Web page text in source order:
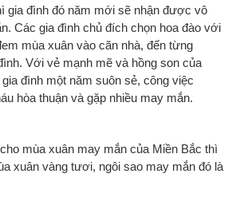
gia đình đó năm mới sẽ nhận được vô
Các gia đình chủ đích chọn hoa đào với
mùa xuân vào căn nhà, đến từng
Với vẻ mạnh mẽ và hồng son của
đình một năm suôn sẻ, công việc
hòa thuận và gặp nhiều may mắn.
mùa xuân may mắn của Miền Bắc thì
xuân vàng tươi, ngôi sao may mắn đó là